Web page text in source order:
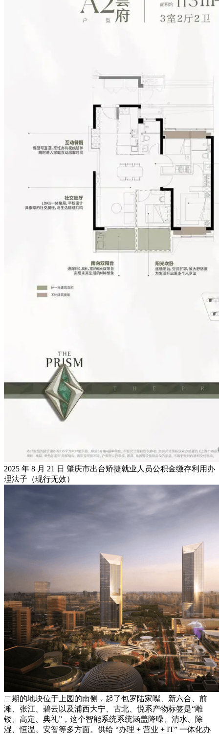
2025 年 8 月 21 日 肇庆市出台矫捷就业人员公积金缴存利用办
理法子（现行无效）
二期的地块位于上园的南侧，起了包罗陆家嘴、新六合、前
滩、张江、碧云以及浦西大宁、古北、悦系产物标签是“雕
镂、高定、典礼”，这个智能系统系统涵盖降噪、清水、除
湿、恒温、安智等多方面。供给 “办理 + 营业 + IT” 一体化办